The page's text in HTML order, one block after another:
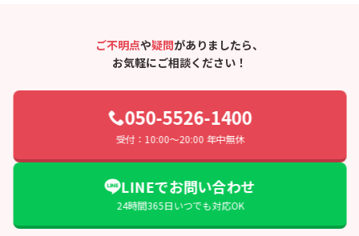
ご不明点や疑問がありましたら、
お気軽にご相談ください！
050-5526-1400
受付：10:00〜20:00 年中無休
LINEでお問い合わせ
24時間365日いつでも対応OK